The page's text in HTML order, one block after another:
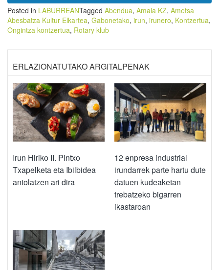
Posted in LABURREANTagged Abendua, Amaia KZ, Ametsa
Abesbatza Kultur Elkartea, Gabonetako, irun, irunero, Kontzertua,
Ongintza kontzertua, Rotary klub
ERLAZIONATUTAKO ARGITALPENAK
Irun Hiriko II. Pintxo
Txapelketa eta Ibilbidea
antolatzen ari dira
12 enpresa industrial
irundarrek parte hartu dute
datuen kudeaketan
trebatzeko bigarren
ikastaroan